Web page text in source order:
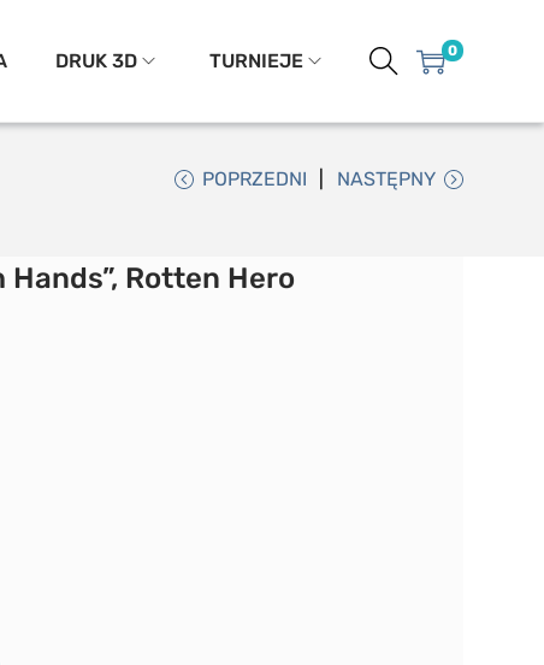
DRUK 3D TURNIEJE 0
POPRZEDNI NASTĘPNY
Rotten Hero